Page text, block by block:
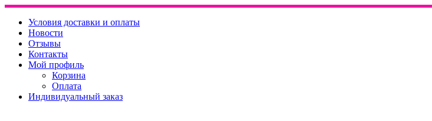
Условия доставки и оплаты
Новости
Отзывы
Контакты
Мой профиль
Корзина
Оплата
Индивидуальный заказ